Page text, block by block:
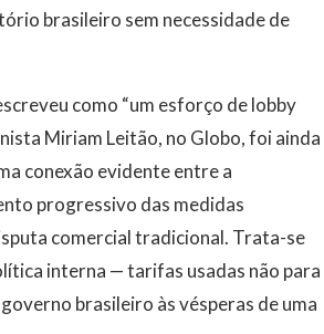
brasileiro sem necessidade de
como “um esforço de lobby
Miriam Leitão, no Globo, foi ainda
conexão evidente entre a
progressivo das medidas
comercial tradicional. Trata-se
interna — tarifas usadas não para
brasileiro às vésperas de uma